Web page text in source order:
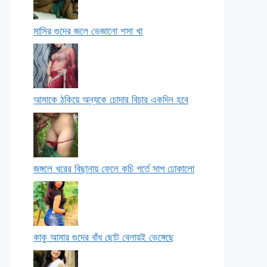
মাসির গুদের জলে ভেজানো শসা খা
আমাকে ঠকিয়ে অন্যকে চোদার বিচার একদিন হবে
জঙ্গলে খরের বিছানায় ফেলে কচি গর্তে সাপ ঢোকালো
কাকু আমার গুদের বাঁধ ছোট বেলায়ই ভেঙ্গেছে